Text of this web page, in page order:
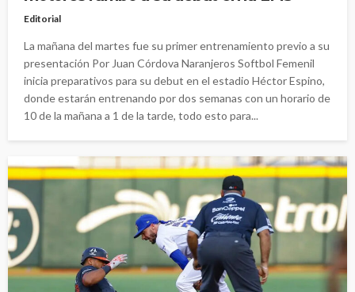
Editorial
La mañana del martes fue su primer entrenamiento previo a su
presentación Por Juan Córdova Naranjeros Softbol Femenil
inicia preparativos para su debut en el estadio Héctor Espino,
donde estarán entrenando por dos semanas con un horario de
10 de la mañana a 1 de la tarde, todo esto para...